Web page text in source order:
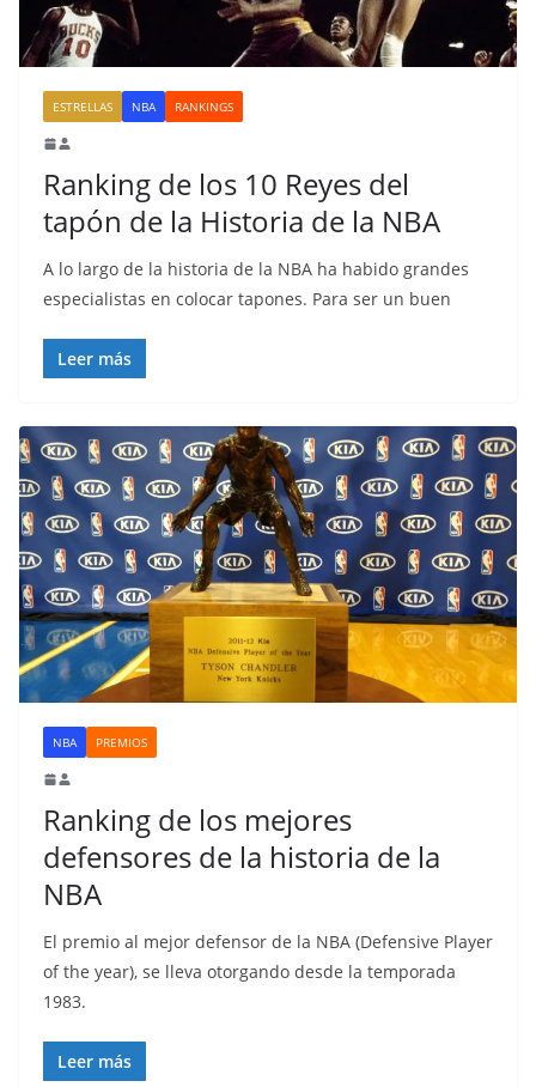
ESTRELLAS NBA RANKINGS
Ranking de los 10 Reyes del
tapón de la Historia de la NBA
A lo largo de la historia de la NBA ha habido grandes
especialistas en colocar tapones. Para ser un buen
Leer más
NBA PREMIOS
Ranking de los mejores
defensores de la historia de la
NBA
El premio al mejor defensor de la NBA (Defensive Player
of the year), se lleva otorgando desde la temporada
1983.
Leer más